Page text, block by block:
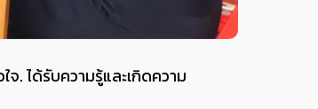
. ได้รับความรู้และเกิดความ